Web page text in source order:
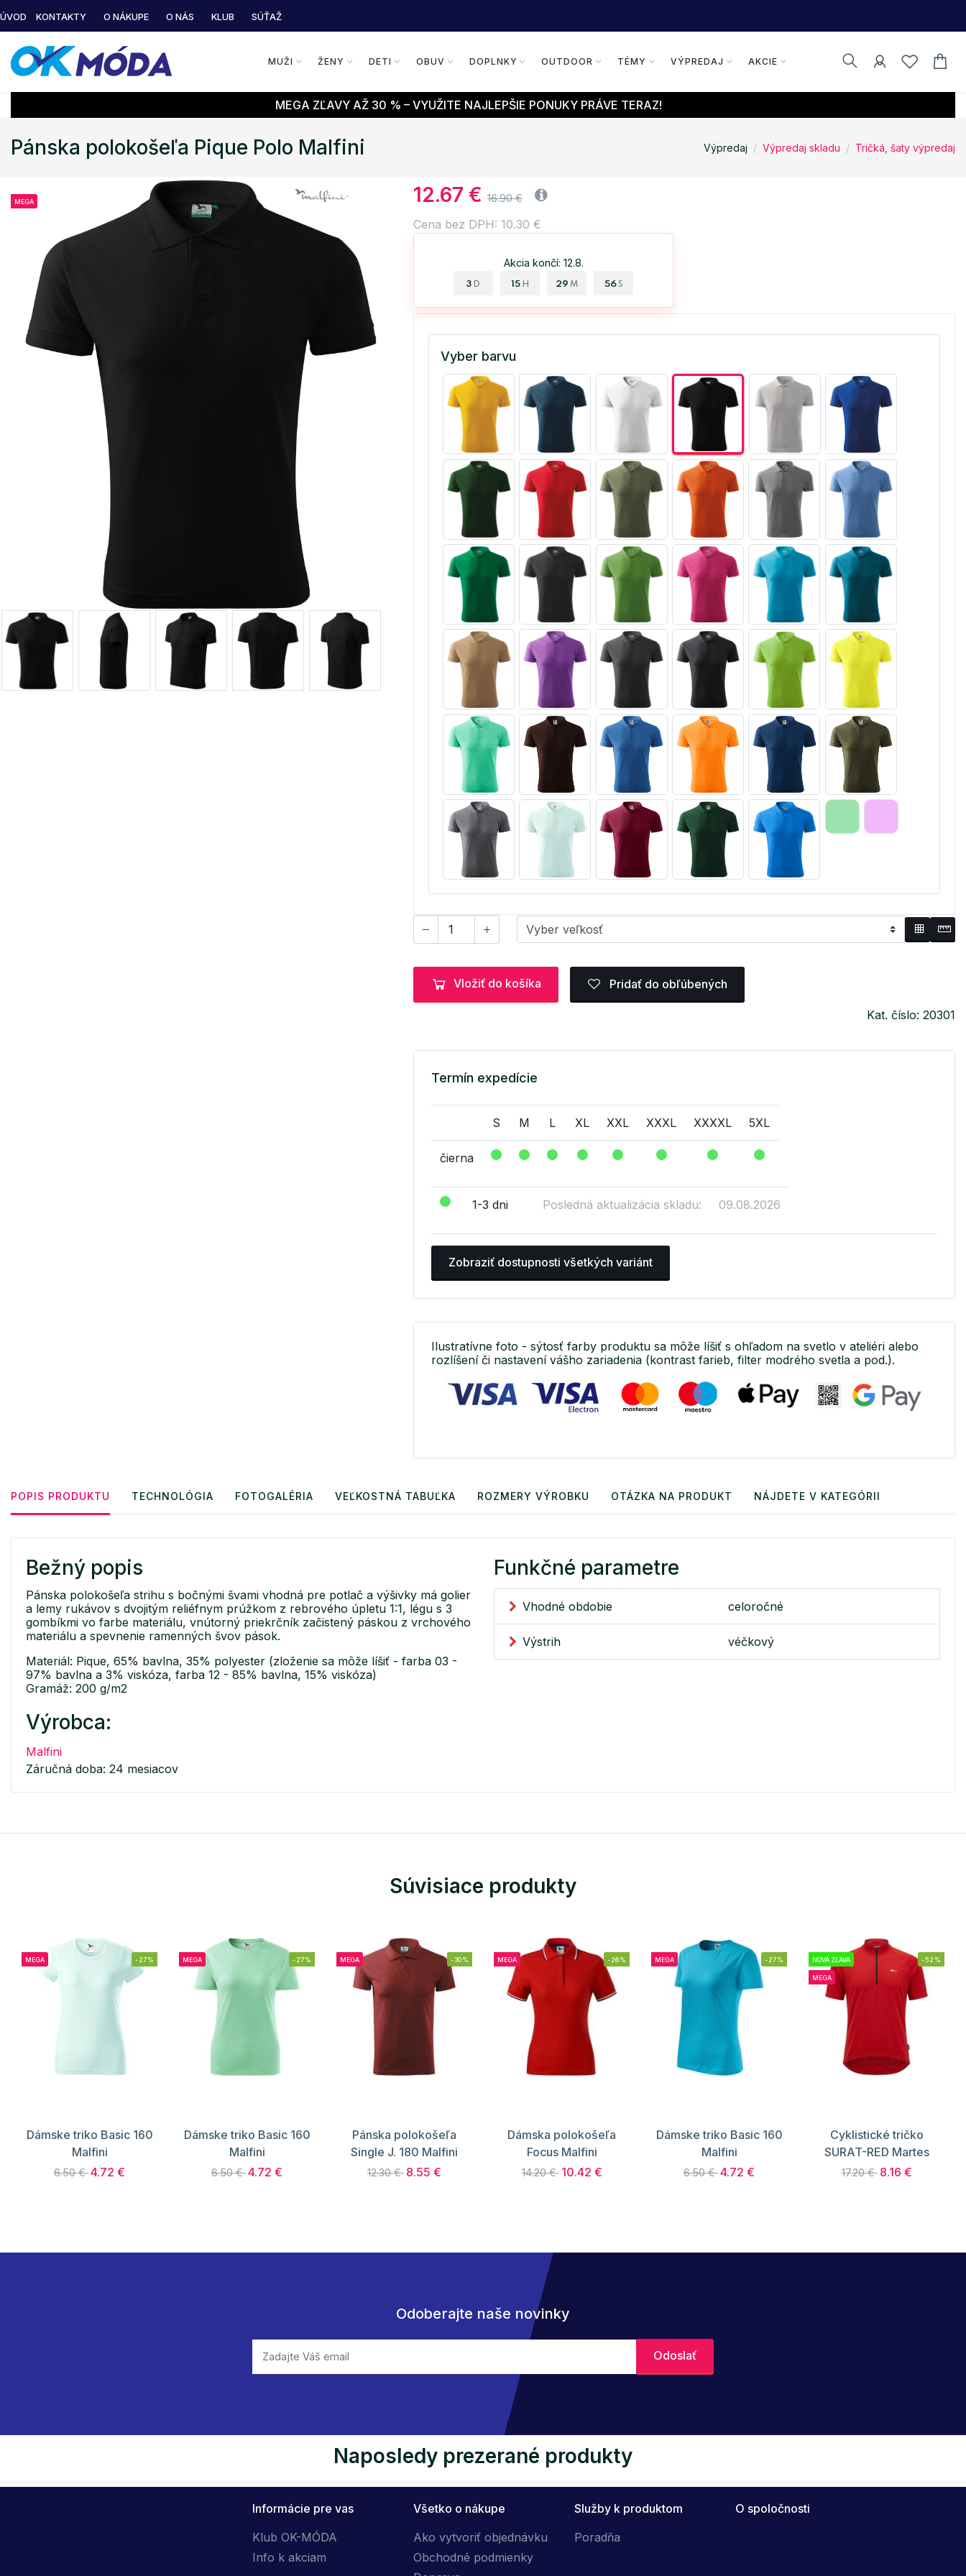
ÚVOD KONTAKTY O NÁKUPE O NÁS KLUB SÚŤAŽ
MUŽI ŽENY DETI OBUV DOPLNKY OUTDOOR TÉMY VÝPREDAJ AKCIE
MEGA ZĽAVY AŽ 30 % – VYUŽITE NAJLEPŠIE PONUKY PRÁVE TERAZ!
Pánska polokošeľa Pique Polo Malfini Výpredaj Výpredaj skladu Tričká, šaty výpredaj
MEGA 12.67 € 16.90 €
Cena bez DPH: 10.30 €
Akcia končí: 12.8.
3 D 15 H 29 M 55 S
Vyber barvu
Vložiť do košíka Pridať do obľúbených
Kat. číslo: 20301
Termín expedície
S M L XL XXL XXXL XXXXL 5XL
čierna
1-3 dni Posledná aktualizácia skladu: 09.08.2026
Zobraziť dostupnosti všetkých variánt
Ilustratívne foto - sýtosť farby produktu sa môže líšiť s ohľadom na svetlo v ateliéri alebo
rozlíšení či nastavení vášho zariadenia (kontrast farieb, filter modrého svetla a pod.).
POPIS PRODUKTU TECHNOLÓGIA FOTOGALÉRIA VEĽKOSTNÁ TABUĽKA ROZMERY VÝROBKU OTÁZKA NA PRODUKT NÁJDETE V KATEGÓRII
Bežný popis
Pánska polokošeľa strihu s bočnými švami vhodná pre potlač a výšivky má golier
a lemy rukávov s dvojitým reliéfnym prúžkom z rebrového úpletu 1:1, légu s 3
gombíkmi vo farbe materiálu, vnútorný priekrčník začistený páskou z vrchového
materiálu a spevnenie ramenných švov pások.
Materiál: Pique, 65% bavlna, 35% polyester (zloženie sa môže líšiť - farba 03 -
97% bavlna a 3% viskóza, farba 12 - 85% bavlna, 15% viskóza)
Gramáž: 200 g/m2
Výrobca:
Malfini
Záručná doba: 24 mesiacov
Funkčné parametre
Vhodné obdobie celoročné
Výstrih véčkový
Súvisiace produkty
MEGA -27%
Dámske triko Basic 160
Malfini
6.50 €4.72 €
MEGA -27%
Dámske triko Basic 160
Malfini
6.50 €4.72 €
MEGA -30%
Pánska polokošeľa
Single J. 180 Malfini
12.30 € 8.55 €
MEGA -26%
Dámska polokošeľa
Focus Malfini
14.20 € 10.42 €
MEGA -27%
Dámske triko Basic 160
Malfini
6.50 €4.72 €
NOVÁ ZĽAVA
MEGA
-52%
Cyklistické tričko
SURAT-RED Martes
17.20 € 8.16 €
Odoberajte naše novinky
Naposledy prezerané produkty
Informácie pre vas
Klub OK-MÓDA
Info k akciam
Všetko o nákupe
Ako vytvoriť objednávku
Obchodné podmienky
Služby k produktom
Poradňa
O spoločnosti